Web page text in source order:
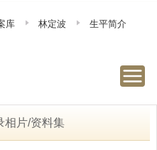
库 林定波 生平简介
相片/资料集